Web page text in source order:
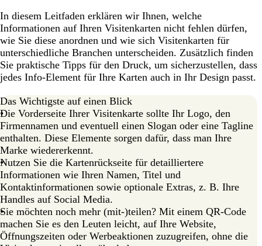
In diesem Leitfaden erklären wir Ihnen, welche
Informationen auf Ihren Visitenkarten nicht fehlen dürfen,
wie Sie diese anordnen und wie sich Visitenkarten für
unterschiedliche Branchen unterscheiden. Zusätzlich finden
Sie praktische Tipps für den Druck, um sicherzustellen, dass
jedes Info-Element für Ihre Karten auch in Ihr Design passt.
Das Wichtigste auf einen Blick
Die Vorderseite Ihrer Visitenkarte sollte Ihr Logo, den
Firmennamen und eventuell einen Slogan oder eine Tagline
enthalten. Diese Elemente sorgen dafür, dass man Ihre
Marke wiedererkennt.
Nutzen Sie die Kartenrückseite für detailliertere
Informationen wie Ihren Namen, Titel und
Kontaktinformationen sowie optionale Extras, z. B. Ihre
Handles auf Social Media.
Sie möchten noch mehr (mit-)teilen? Mit einem QR-Code
machen Sie es den Leuten leicht, auf Ihre Website,
Öffnungszeiten oder Werbeaktionen zuzugreifen, ohne die